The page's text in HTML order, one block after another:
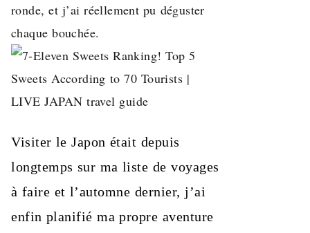
ronde, et j’ai réellement pu déguster
chaque bouchée.
Visiter le Japon était depuis
longtemps sur ma liste de voyages
à faire et l’automne dernier, j’ai
enfin planifié ma propre aventure